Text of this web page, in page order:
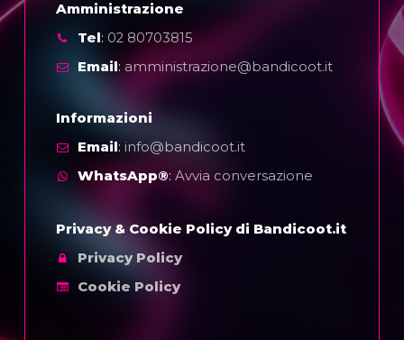
Amministrazione
Tel: 02 80703815
Email: amministrazione@bandicoot.it
Informazioni
Email: info@bandicoot.it
WhatsApp®: Avvia conversazione
Privacy & Cookie Policy di Bandicoot.it
Privacy Policy
Cookie Policy